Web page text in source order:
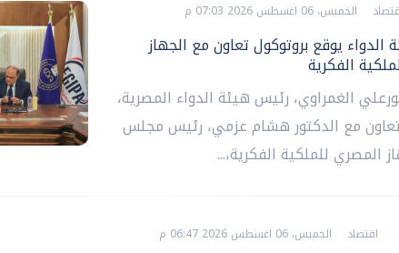
الخميس، 06 اغسطس 2026 07:03 م
يوقع بروتوكول تعاون مع الجهاز
الفكرية
الغمراوي، رئيس هيئة الدواء المصرية،
تعاون مع الدكتور هشام عزمي، رئيس مجلس
المصري للملكية الفكرية،...
اقتصاد الخميس، 06 اغسطس 2026 06:47 م